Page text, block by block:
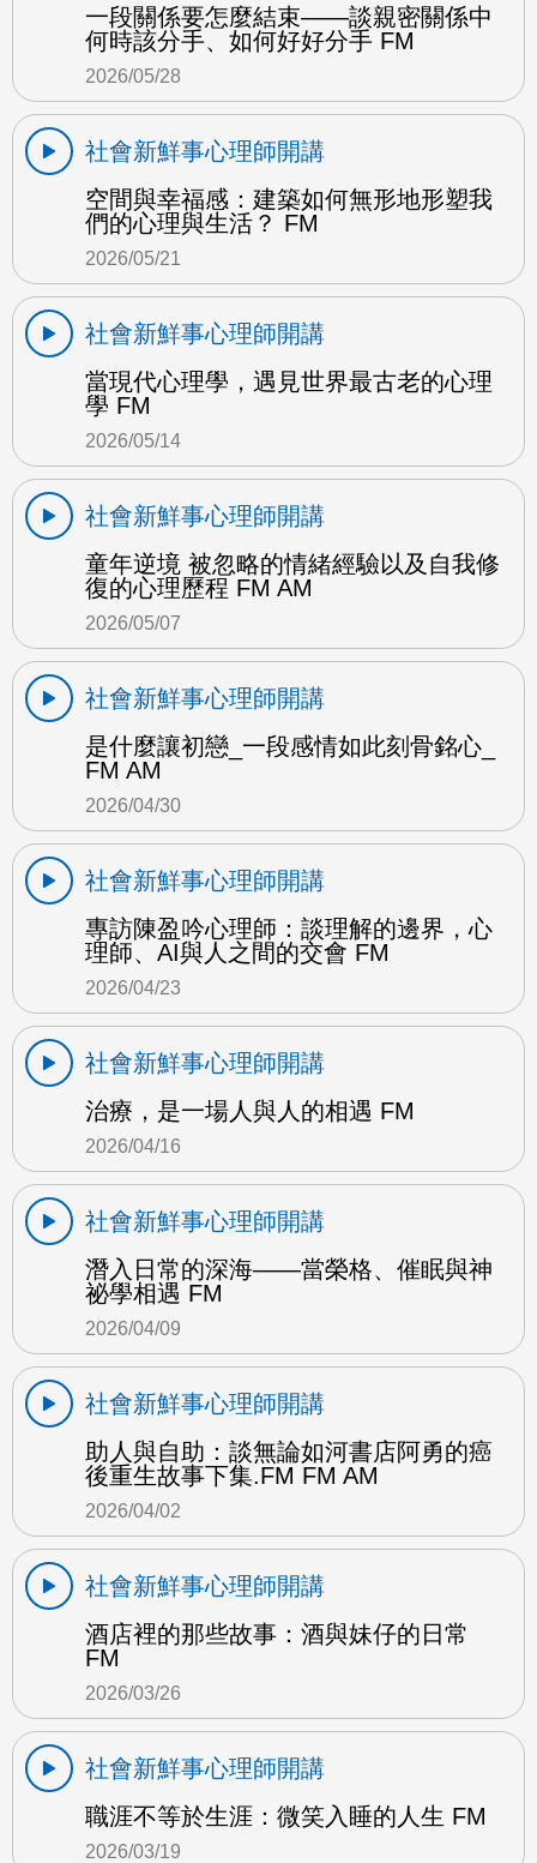
一段關係要怎麼結束——談親密關係中
何時該分手、如何好好分手 FM
2026/05/28
社會新鮮事心理師開講
空間與幸福感：建築如何無形地形塑我
們的心理與生活？ FM
2026/05/21
社會新鮮事心理師開講
當現代心理學，遇見世界最古老的心理
學 FM
2026/05/14
社會新鮮事心理師開講
童年逆境 被忽略的情緒經驗以及自我修
復的心理歷程 FM AM
2026/05/07
社會新鮮事心理師開講
是什麼讓初戀_一段感情如此刻骨銘心_
FM AM
2026/04/30
社會新鮮事心理師開講
專訪陳盈吟心理師：談理解的邊界，心
理師、AI與人之間的交會 FM
2026/04/23
社會新鮮事心理師開講
治療，是一場人與人的相遇 FM
2026/04/16
社會新鮮事心理師開講
潛入日常的深海——當榮格、催眠與神
祕學相遇 FM
2026/04/09
社會新鮮事心理師開講
助人與自助：談無論如河書店阿勇的癌
後重生故事下集.FM FM AM
2026/04/02
社會新鮮事心理師開講
酒店裡的那些故事：酒與妹仔的日常
FM
2026/03/26
社會新鮮事心理師開講
職涯不等於生涯：微笑入睡的人生 FM
2026/03/19